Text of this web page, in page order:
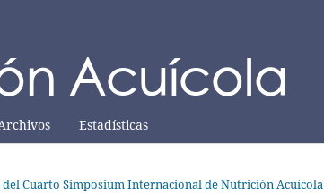
Estadísticas
del Cuarto Simposium Internacional de Nutrición Acuícola